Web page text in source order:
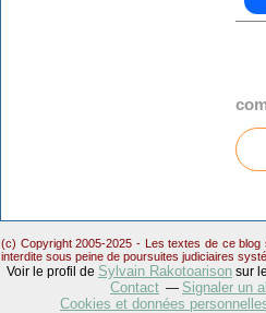
(c) Copyright 2005-2025 - Les textes de ce
interdite sous peine de poursuites judiciaires
Voir le profil de Sylvain Rakotoarison sur
Contact
Signaler un
Cookies et données